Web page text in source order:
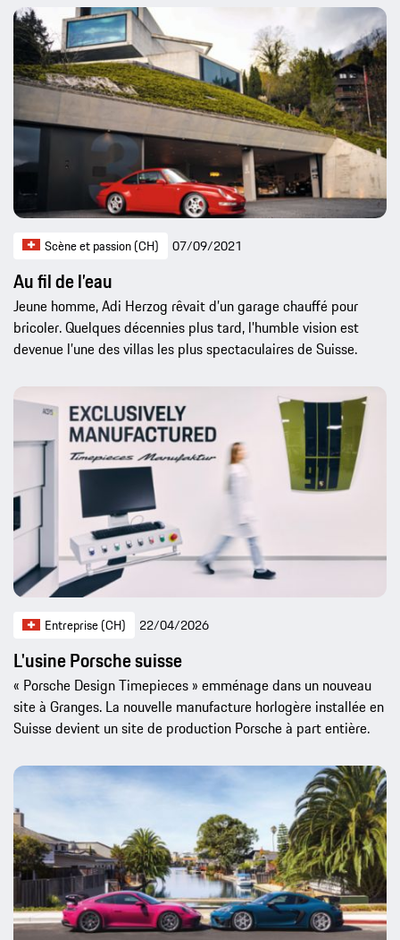
Scène et passion (CH) 07/09/2021
Au fil de l’eau
Jeune homme, Adi Herzog rêvait d’un garage chauffé pour
bricoler. Quelques décennies plus tard, l’humble vision est
devenue l’une des villas les plus spectaculaires de Suisse.
Entreprise (CH) 22/04/2026
L'usine Porsche suisse
« Porsche Design Timepieces » emménage dans un nouveau
site à Granges. La nouvelle manufacture horlogère installée en
Suisse devient un site de production Porsche à part entière.